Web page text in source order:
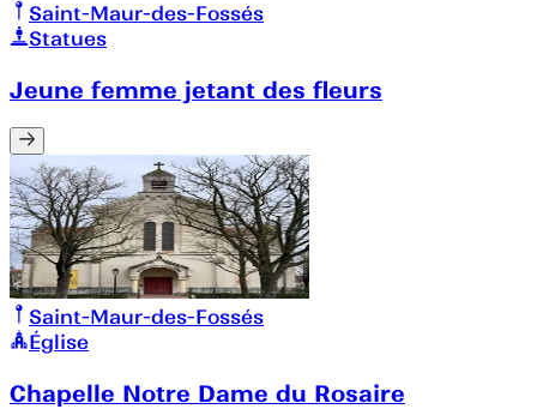
Saint-Maur-des-Fossés
Statues
Jeune femme jetant des fleurs
Saint-Maur-des-Fossés
Église
Chapelle Notre Dame du Rosaire